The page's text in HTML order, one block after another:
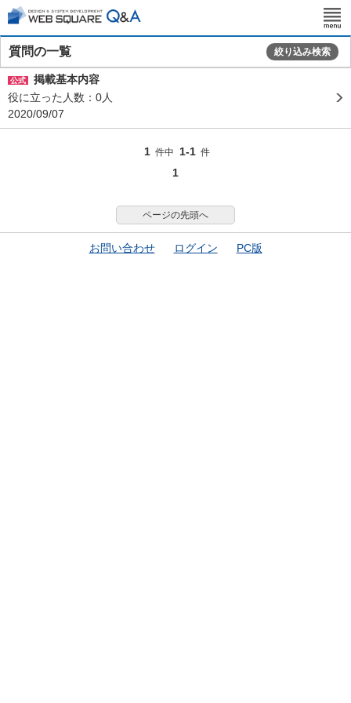
質問の一覧 絞り込み検索
公式
掲載基本内容
役に立った人数：0人
2020/09/07
1 件中 1-1 件
1
ページの先頭へ
お問い合わせ ログイン PC版